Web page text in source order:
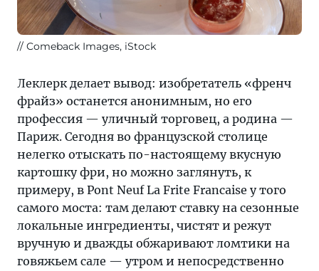
Comeback Images, iStock
Леклерк делает вывод: изобретатель «френч
фрайз» останется анонимным, но его
профессия — уличный торговец, а родина —
Париж. Сегодня во французской столице
нелегко отыскать по-настоящему вкусную
картошку фри, но можно заглянуть, к
примеру, в Pont Neuf La Frite Francaise у того
самого моста: там делают ставку на сезонные
локальные ингредиенты, чистят и режут
вручную и дважды обжаривают ломтики на
говяжьем сале — утром и непосредственно